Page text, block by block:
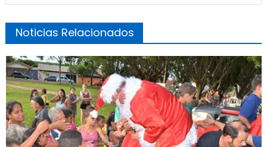
Noticias Relacionados